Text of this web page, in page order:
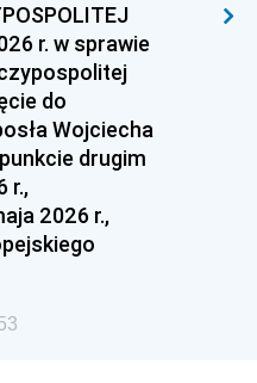
r. w sprawie
do
Wojciecha
drugim
r.,
2026 r.,